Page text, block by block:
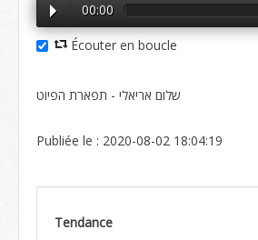
00:00
Écouter en boucle
שלום אריאלי - תפארת הפיוט
Publiée le : 2020-08-02 18:04:19
Tendance